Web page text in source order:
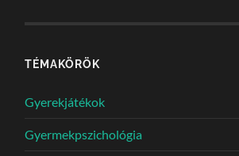
TÉMAKÖRÖK
Gyerekjátékok
Gyermekpszichológia